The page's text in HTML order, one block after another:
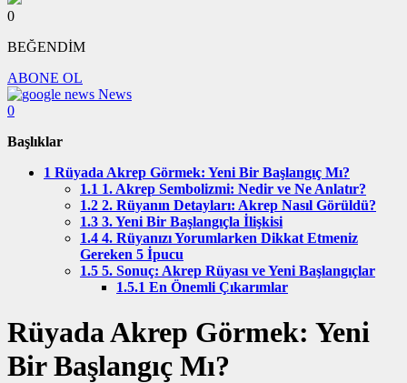
0
BEĞENDİM
ABONE OL
News
0
Başlıklar
1 Rüyada Akrep Görmek: Yeni Bir Başlangıç Mı?
1.1 1. Akrep Sembolizmi: Nedir ve Ne Anlatır?
1.2 2. Rüyanın Detayları: Akrep Nasıl Görüldü?
1.3 3. Yeni Bir Başlangıçla İlişkisi
1.4 4. Rüyanızı Yorumlarken Dikkat Etmeniz
Gereken 5 İpucu
1.5 5. Sonuç: Akrep Rüyası ve Yeni Başlangıçlar
1.5.1 En Önemli Çıkarımlar
Rüyada Akrep Görmek: Yeni
Bir Başlangıç Mı?